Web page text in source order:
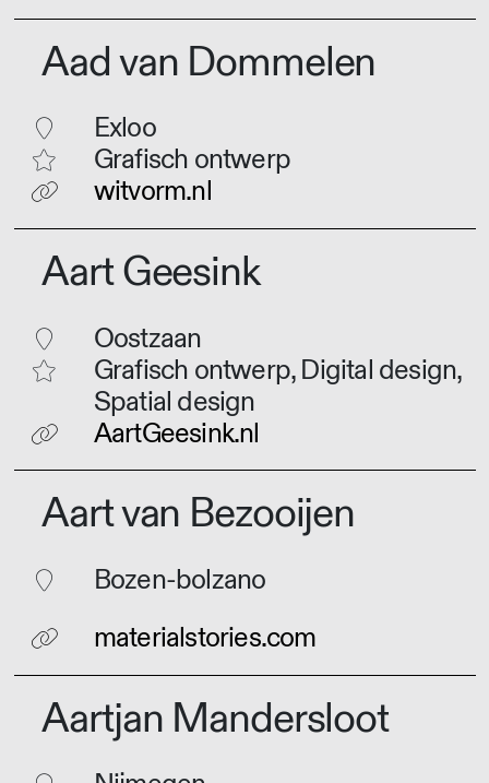
Aad van Dommelen
Exloo
Grafisch ontwerp
witvorm.nl
Aart Geesink
Oostzaan
Grafisch ontwerp, Digital design,
Spatial design
AartGeesink.nl
Aart van Bezooijen
Bozen-bolzano
materialstories.com
Aartjan Mandersloot